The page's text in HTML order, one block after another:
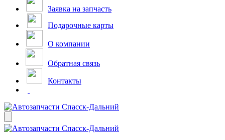
Заявка на запчасть
Подарочные карты
О компании
Обратная связь
Контакты